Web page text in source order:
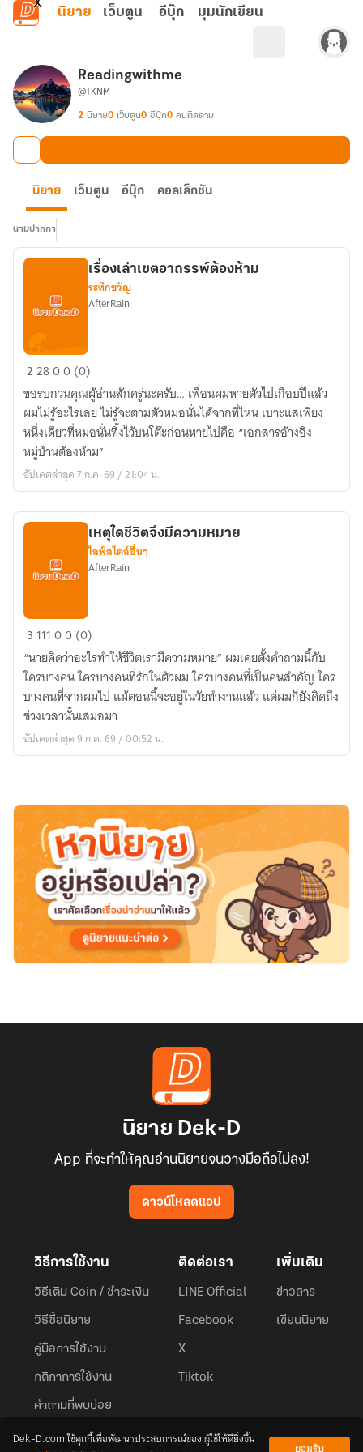
ข้ามไปยังเนื้อหาหลัก
นิยาย เว็บตูน อีบุ๊ก มุมนักเขียน
Readingwithme
@TKNM
2 นิยาย0 เว็บตูน0 อีบุ๊ก0 คนติดตาม
นิยาย เว็บตูน อีบุ๊ก คอลเล็กชัน
นามปากกา
เรื่อง
เขต
อาถรรพ์
ต้อง
ห้าม
เรื่องเล่าเขตอาถรรพ์ต้องห้าม
ระทึกขวัญ
AfterRain
22800 (0)
ขอรบกวนคุณผู้อ่านสักครู่นะครับ… เพื่อนผมหายตัวไปเกือบปีแล้ว
ผมไม่รู้อะไรเลย ไม่รู้จะตามตัวหมอนั่นได้จากที่ไหน เบาะแสเพียง
หนึ่งเดียวที่หมอนั่นทิ้งไว้บนโต๊ะก่อนหายไปคือ “เอกสารอ้างอิง
หมู่บ้านต้องห้าม”
อัปเดตล่าสุด 7 ก.ค. 69 / 21:04 น.
เหตุ
ชีวิต
จึง
มี
ความ
หมาย
เหตุใดชีวิตจึงมีความหมาย
ไลฟ์สไตล์อื่นๆ
AfterRain
3 11100 (0)
“นายคิดว่าอะไรทำให้ชีวิตเรามีความหมาย” ผมเคยตั้งคำถามนี้กับ
ใครบางคน ใครบางคนที่รักในตัวผม ใครบางคนที่เป็นคนสำคัญ ใคร
บางคนที่จากผมไป แม้ตอนนี้จะอยู่ในวัยทำงานแล้ว แต่ผมก็ยังคิดถึง
ช่วงเวลานั้นเสมอมา
อัปเดตล่าสุด 9 ก.ค. 69 / 00:52 น.
นิยาย Dek-D
App ที่จะทำให้คุณอ่านนิยายจนวางมือถือไม่ลง!
ดาวน์โหลดแอป
วิธีการใช้งาน
วิธีเติม Coin / ชำระเงิน
วิธีซื้อนิยาย
คู่มือการใช้งาน
กติกาการใช้งาน
คำถามที่พบบ่อย
ติดต่อเรา
LINE Official
Facebook
X
Tiktok
เพิ่มเติม
ข่าวสาร
เขียนนิยาย
Dek-D.com ใช้คุกกี้เพื่อพัฒนาประสบการณ์ของ ผู้ใช้ให้ดียิ่งขึ้น